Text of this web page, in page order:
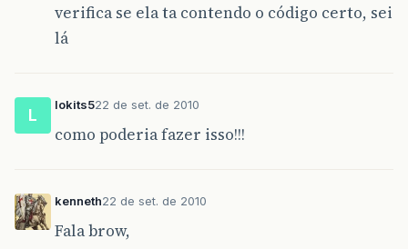
verifica se ela ta contendo o código certo, sei
lá
L
lokits522 de set. de 2010
como poderia fazer isso!!!
kenneth22 de set. de 2010
Fala brow,